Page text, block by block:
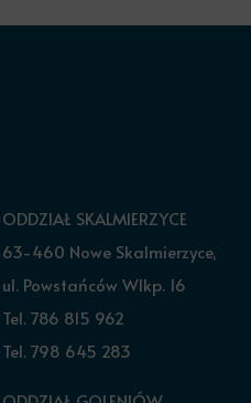
ODDZIAŁ SKALMIERZYCE
63-460 Nowe Skalmierzyce,
ul. Powstańców Wlkp. 16
Tel. 786 815 962
Tel. 798 645 283